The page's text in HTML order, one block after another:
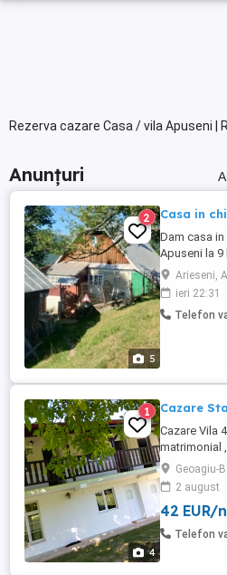
Rezerva cazare Casa / vila Apuseni |
Anunțuri
5
2 Casa in
Dam casa
Apuseni la 9
Virtop,
varstinici,
intro zona
mult aer
Arieseni,
ieri 22:31
Telefon
4
1 Cazare
Cazare Vila
matrimonial
spațioasă,2
vila.
Geoagiu-
2 august
42 EUR/
Telefon